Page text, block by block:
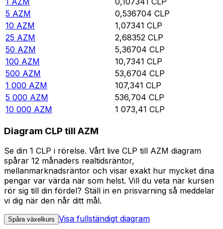
5 AZM 0,536704 CLP
10 AZM 1,07341 CLP
25 AZM 2,68352 CLP
50 AZM 5,36704 CLP
100 AZM 10,7341 CLP
500 AZM 53,6704 CLP
1 000 AZM 107,341 CLP
5 000 AZM 536,704 CLP
10 000 AZM 1 073,41 CLP
Diagram CLP till AZM
Se din 1 CLP i rörelse. Vårt live CLP till AZM diagram
spårar 12 månaders realtidsräntor,
mellanmarknadsräntor och visar exakt hur mycket dina
pengar var värda när som helst. Vill du veta när kursen
rör sig till din fördel? Ställ in en prisvarning så meddelar
vi dig när den når ditt mål.
Spåra växelkurs Visa fullständigt diagram